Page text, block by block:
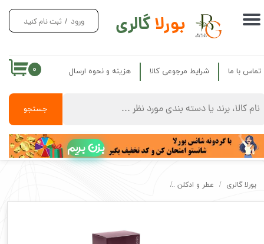
بورلاگالری
جستجو
ورود / ثبت نام کنید
حساب کاربری من
سفارشات
خروج از حساب کاربری
۰ تماس با ما شرایط مرجوعی کالا هزینه و نحوه ارسال
بزن بریم
بورلا گالری عطر و ادکلن